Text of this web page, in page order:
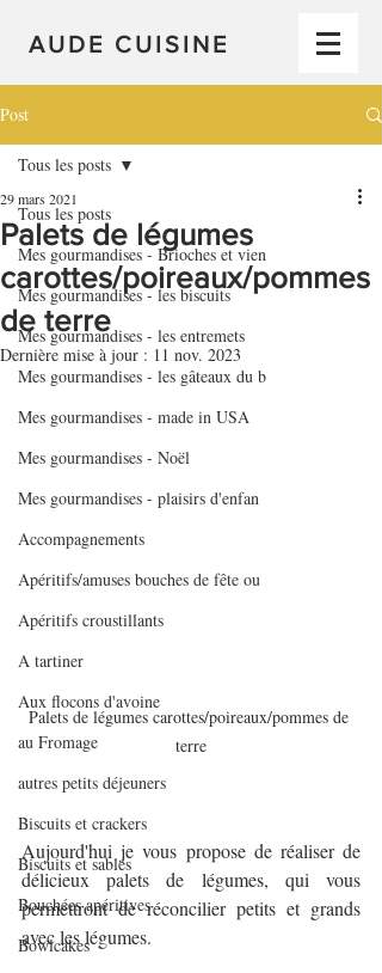
AUDE CUISINE
Post
Tous les posts
Mes gourmandises - Brioches et vien
Mes gourmandises - les biscuits
Mes gourmandises - les entremets
Mes gourmandises - les gâteaux du b
Mes gourmandises - made in USA
Mes gourmandises - Noël
Mes gourmandises - plaisirs d'enfan
Accompagnements
Apéritifs/amuses bouches de fête ou
Apéritifs croustillants
A tartiner
Aux flocons d'avoine
au Fromage
autres petits déjeuners
Biscuits et crackers
Biscuits et sablés
Bouchées apéritives
Bowlcakes
Tous les posts
Palets de légumes
carottes/poireaux/pommes
de terre
29 mars 2021
Dernière mise à jour : 11 nov. 2023
Palets de légumes carottes/poireaux/pommes de
terre
Aujourd'hui je vous propose de réaliser de
délicieux palets de légumes, qui vous
permettront de réconcilier petits et grands
avec les légumes.